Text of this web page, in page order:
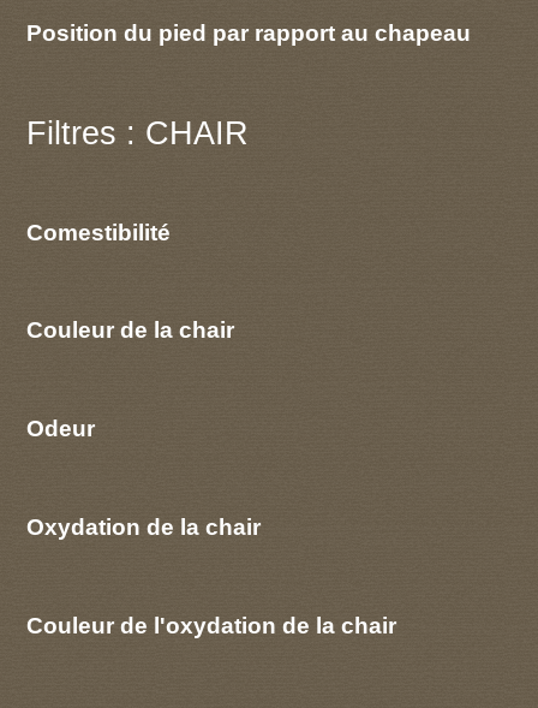
Position du pied par rapport au chapeau
Filtres : CHAIR
Comestibilité
Couleur de la chair
Odeur
Oxydation de la chair
Couleur de l'oxydation de la chair